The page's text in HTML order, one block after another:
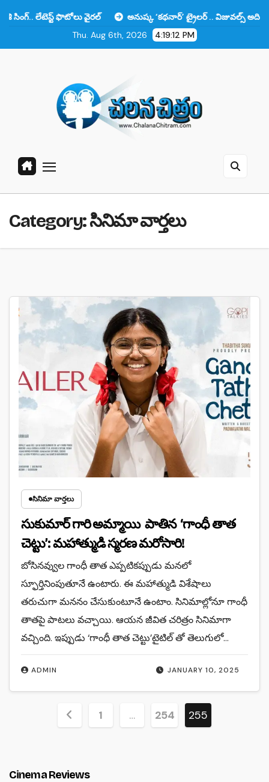
ఫొటోలు వైరల్
అనుష్క ‘కథనార్’ ట్రైలర్ .. విజువల్స్ అదిరిపోయాయి
Thu. Aug 6th, 2026
4:19:13 PM
Category:సినిమా వార్తలు
సినిమా వార్తలు
సుకుమార్ గారి అమ్మాయి పాతిన ‘గాంధీ తాత
చెట్టు’: మహాత్ముడి స్మరణ మరోసారి!
JANUARY 10, 2025
ADMIN
బోసినవ్వుల గాంధీ తాత ఎప్పటికప్పుడు మనలో
స్ఫూర్తినింపుతూనే ఉంటారు. ఈ మహాత్ముడి విశేషాలు
తరుచుగా మననం చేసుకుంటూనే ఉంటాం. సినిమాల్లోనూ గాంధీ
తాతపై పాటలు వచ్చాయి. ఆయన జీవిత చరిత్రం సినిమాగా
వచ్చింది. ఇప్పుడు ‘గాంధీ తాత చెట్టు’టైటిల్ తో తెలుగులో…
Posts1 … 254 255
Cinema Reviews